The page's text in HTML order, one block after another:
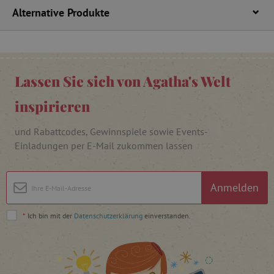
Alternative Produkte
Lassen Sie sich von Agatha's Welt
inspirieren
und Rabattcodes, Gewinnspiele sowie Events-
Einladungen per E-Mail zukommen lassen
Anmelden
* Ich bin mit der Datenschutzerklärung einverstanden.
_pinterest_ct_ua
Pinterest Inc.
.ct.pinterest.com
cjConsent
FPAU
_lb .agathaswelt.de